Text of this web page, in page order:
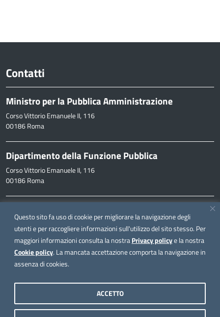
Questo sito fa uso di cookie per migliorare la navigazione degli
utenti e per raccogliere informazioni sull'utilizzo del sito stesso. Per
maggiori informazioni consulta la nostraPrivacy policye la nostra
Cookie policy. La mancata accettazione comporta la navigazione in
assenza di cookies.
ACCETTO
Contatti
Ministro per la Pubblica Amministrazione
Corso Vittorio Emanuele II, 116
00186 Roma
Dipartimento della Funzione Pubblica
Corso Vittorio Emanuele II, 116
00186 Roma
inpa@funzionepubblica.it
FAQ
FAQ – Domande e risposte
Seguici su